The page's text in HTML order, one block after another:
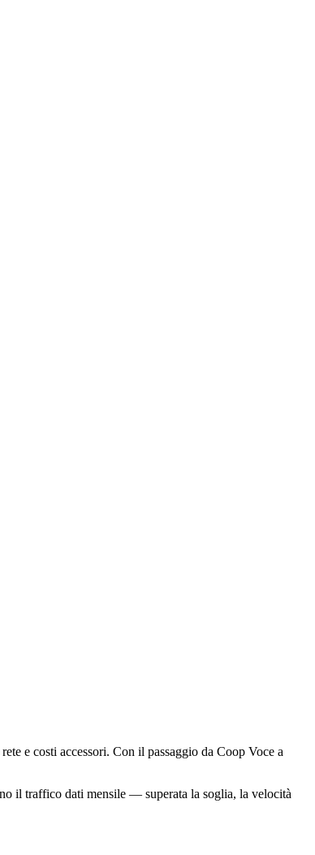
e costi accessori. Con il passaggio da Coop Voce a
il traffico dati mensile — superata la soglia, la velocità